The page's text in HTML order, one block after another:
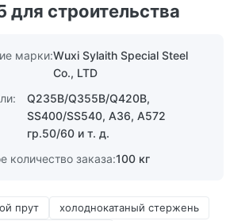
для строительства
марки:Wuxi Sylaith Special Steel
Co., LTD
Q235B/Q355B/Q420B,
SS400/SS540, A36, A572
гр.50/60 и т. д.
количество заказа:100 кг
прут
холоднокатаный стержень